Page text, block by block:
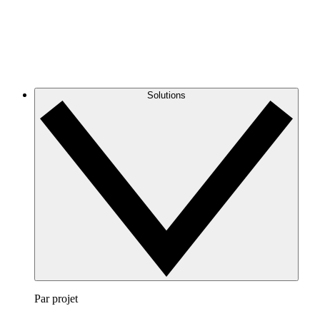
Solutions
Par projet